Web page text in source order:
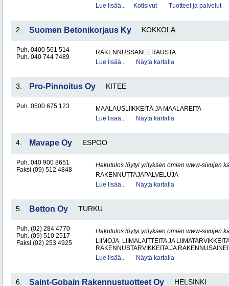
Lue lisää..
Kotisivut Tuotteet ja palvelut
2. Suomen Betonikorjaus Ky KOKKOLA
Puh. 0400 561 514
Puh. 040 744 7489
RAKENNUSSANEERAUSTA
Lue lisää..
Näytä kartalla
3. Pro-Pinnoitus Oy KITEE
Puh. 0500 675 123
MAALAUSLIIKKEITÄ JA MAALAREITA
Lue lisää..
Näytä kartalla
4. Mavape Oy ESPOO
Puh. 040 900 8651
Faksi (09) 512 4848
Hakutulos löytyi yrityksen omien www-sivujen
RAKENNUTTAJAPALVELUJA
Lue lisää..
Näytä kartalla
5. Betton Oy TURKU
Puh. (02) 284 4770
Puh. (09) 510 2517
Faksi (02) 253 4925
Hakutulos löytyi yrityksen omien www-sivujen
LIIMOJA, LIIMALAITTEITA JA
RAKENNUSTARVIKKEITA JA
Lue lisää..
Näytä kartalla
6. Saint-Gobain Rakennustuotteet Oy HELSINKI